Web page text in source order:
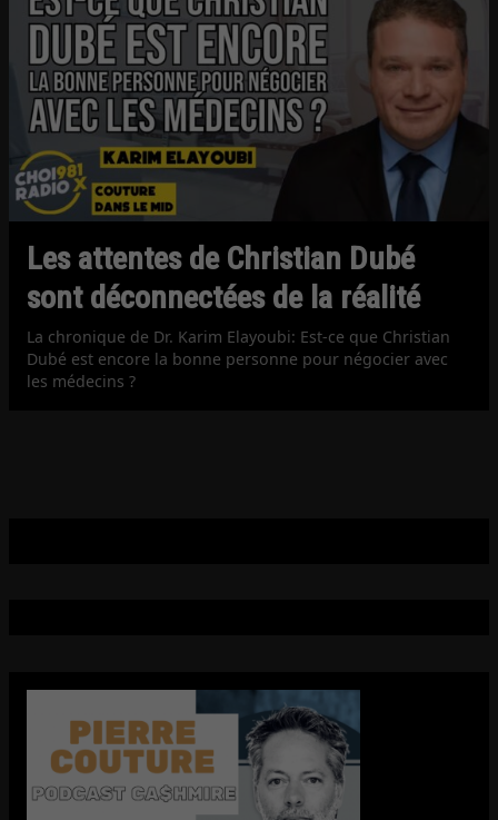
Les attentes de Christian Dubé
sont déconnectées de la réalité
La chronique de Dr. Karim Elayoubi: Est-ce que Christian
Dubé est encore la bonne personne pour négocier avec
les médecins ?